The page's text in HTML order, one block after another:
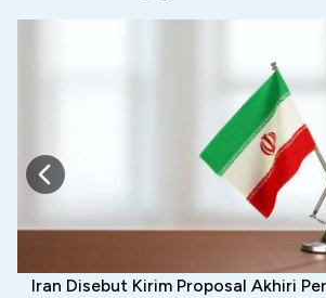
Iran Disebut Kirim Proposal Akhiri